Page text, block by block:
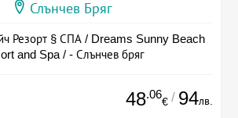
Слънчев Бряг
Резорт § СПА / Dreams Sunny Beach
and Spa / - Слънчев бряг
48.06
€ / 94лв.